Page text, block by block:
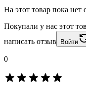
На этот товар пока нет
Покупали у нас этот
написать отзыв
Войти
0